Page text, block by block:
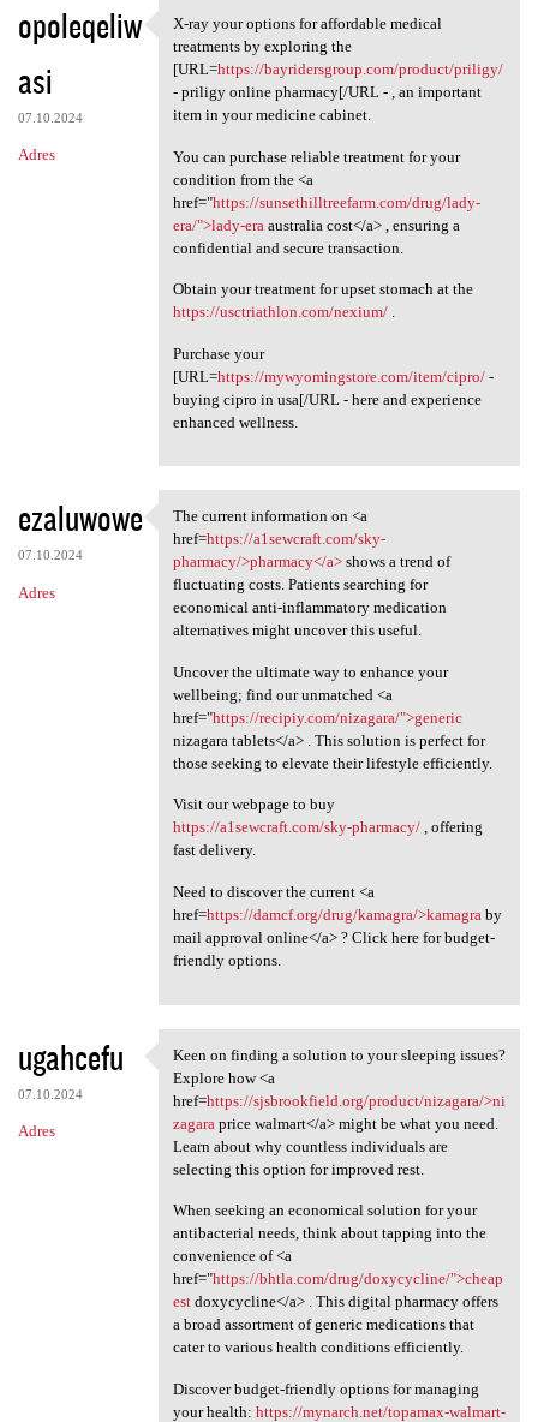
opoleqeliw
asi
07.10.2024
Adres
X-ray your options for
X-ray your options for affordable medical
treatments by exploring the
[URL=https://bayridersgroup.com/product/priligy/
- priligy online pharmacy[/URL - , an important
item in your medicine cabinet.
You can purchase reliable treatment for your
condition from the <a
href="https://sunsethilltreefarm.com/drug/lady-
era/">lady-era australia cost</a> , ensuring a
confidential and secure transaction.
Obtain your treatment for upset stomach at the
https://usctriathlon.com/nexium/.
Purchase your
[URL=https://mywyomingstore.com/item/cipro/-
buying cipro in usa[/URL - here and experience
enhanced wellness.
ezaluwowe
07.10.2024
Adres
The current information on <a
The current information on <a
href=https://a1sewcraft.com/sky-
pharmacy/>pharmacy</a>shows a trend of
fluctuating costs. Patients searching for
economical anti-inflammatory medication
alternatives might uncover this useful.
Uncover the ultimate way to enhance your
wellbeing; find our unmatched <a
href="https://recipiy.com/nizagara/">generic
nizagara tablets</a> . This solution is perfect for
those seeking to elevate their lifestyle efficiently.
Visit our webpage to buy
https://a1sewcraft.com/sky-pharmacy/, offering
fast delivery.
Need to discover the current <a
href=https://damcf.org/drug/kamagra/>kamagraby
mail approval online</a> ? Click here for budget-
friendly options.
ugahcefu
07.10.2024
Adres
Keen on finding a solution to
Keen on finding a solution to your sleeping issues?
Explore how <a
href=https://sjsbrookfield.org/product/nizagara/>ni
zagara price walmart</a> might be what you need.
Learn about why countless individuals are
selecting this option for improved rest.
When seeking an economical solution for your
antibacterial needs, think about tapping into the
convenience of <a
href="https://bhtla.com/drug/doxycycline/">cheap
estdoxycycline</a> . This digital pharmacy offers
a broad assortment of generic medications that
cater to various health conditions efficiently.
Discover budget-friendly options for managing
your health: https://mynarch.net/topamax-walmart-